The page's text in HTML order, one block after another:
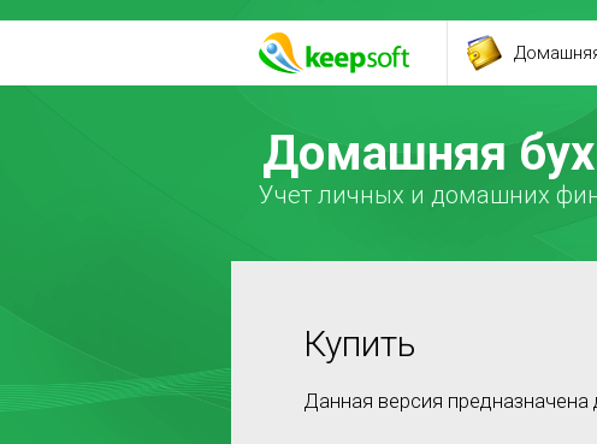
Домашняя
Учет личных и домашних
Купить
Данная версия предназначена